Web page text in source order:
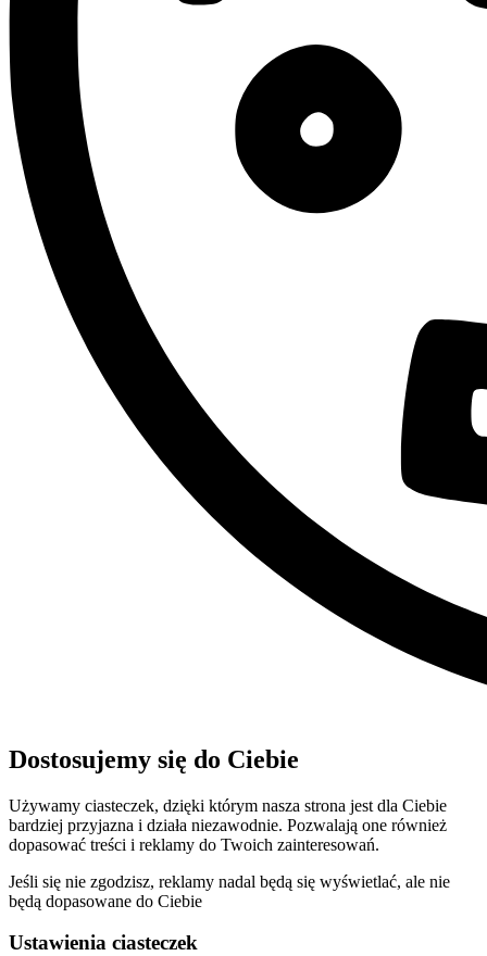
Dostosujemy się do Ciebie
Używamy ciasteczek, dzięki którym nasza strona jest dla Ciebie
bardziej przyjazna i działa niezawodnie. Pozwalają one również
dopasować treści i reklamy do Twoich zainteresowań.
Jeśli się nie zgodzisz, reklamy nadal będą się wyświetlać, ale nie
będą dopasowane do Ciebie
Ustawienia ciasteczek